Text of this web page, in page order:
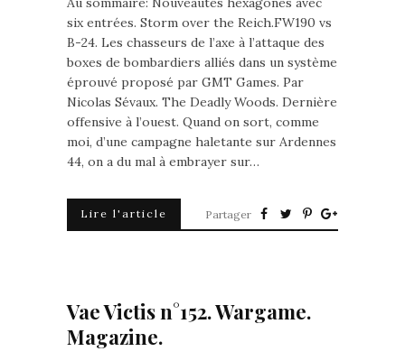
six entrées. Storm over the Reich.FW190 vs
B-24. Les chasseurs de l’axe à l’attaque des
boxes de bombardiers alliés dans un système
éprouvé proposé par GMT Games. Par
Nicolas Sévaux. The Deadly Woods. Dernière
offensive à l’ouest. Quand on sort, comme
moi, d’une campagne haletante sur Ardennes
44, on a du mal à embrayer sur…
Lire l'article Partager
Vae Victis n°152. Wargame.
Magazine.